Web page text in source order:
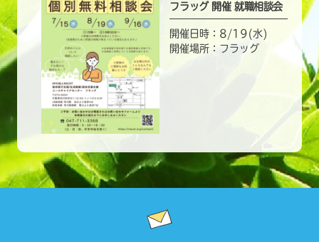
フラッグ 開催 就職相談会
開催日時：8/19(水)
開催場所：フラッグ